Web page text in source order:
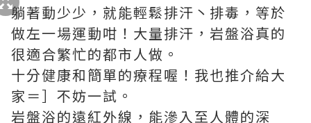
躺著動少少，就能輕鬆排汗丶排毒，等於
做左一場運動咁！大量排汗，岩盤浴真的
很適合繁忙的都市人做。
十分健康和簡單的療程喔！我也推介給大
家＝］不妨一試。
岩盤浴的遠紅外線，能滲入至人體的深